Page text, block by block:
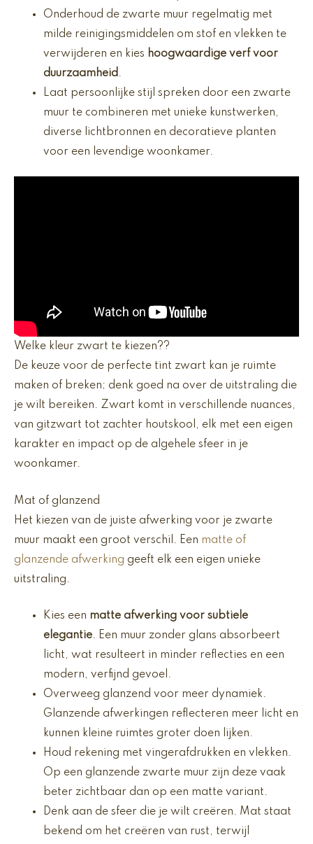
Onderhoud de zwarte muur regelmatig met
milde reinigingsmiddelen om stof en vlekken te
verwijderen en kies hoogwaardige verf voor
duurzaamheid .
Laat persoonlijke stijl spreken door een zwarte
muur te combineren met unieke kunstwerken,
diverse lichtbronnen en decoratieve planten
voor een levendige woonkamer.
Welke kleur zwart te kiezen??
De keuze voor de perfecte tint zwart kan je ruimte
maken of breken; denk goed na over de uitstraling die
je wilt bereiken. Zwart komt in verschillende nuances,
van gitzwart tot zachter houtskool, elk met een eigen
karakter en impact op de algehele sfeer in je
woonkamer.
Mat of glanzend
Het kiezen van de juiste afwerking voor je zwarte
muur maakt een groot verschil. Een matte of
glanzende afwerking geeft elk een eigen unieke
uitstraling.
Kies een matte afwerking voor subtiele
elegantie. Een muur zonder glans absorbeert
licht, wat resulteert in minder reflecties en een
modern, verfijnd gevoel.
Overweeg glanzend voor meer dynamiek.
Glanzende afwerkingen reflecteren meer licht en
kunnen kleine ruimtes groter doen lijken.
Houd rekening met vingerafdrukken en vlekken.
Op een glanzende zwarte muur zijn deze vaak
beter zichtbaar dan op een matte variant.
Denk aan de sfeer die je wilt creëren. Mat staat
bekend om het creëren van rust, terwijl